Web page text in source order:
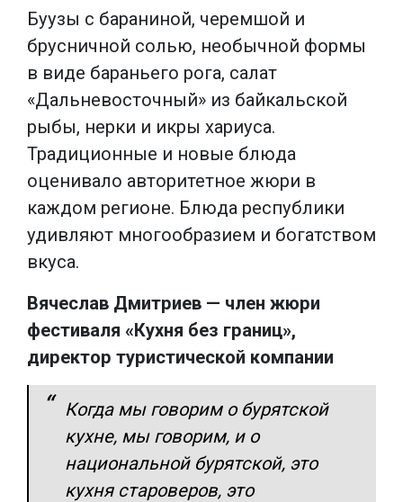
Буузы с бараниной, черемшой и
брусничной солью, необычной формы
в виде бараньего рога, салат
«Дальневосточный» из байкальской
рыбы, нерки и икры хариуса.
Традиционные и новые блюда
оценивало авторитетное жюри в
каждом регионе. Блюда республики
удивляют многообразием и богатством
вкуса.
Вячеслав Дмитриев — член жюри
фестиваля «Кухня без границ»,
директор туристической компании
Когда мы говорим о бурятской
кухне, мы говорим, и о
национальной бурятской, это
кухня староверов, это